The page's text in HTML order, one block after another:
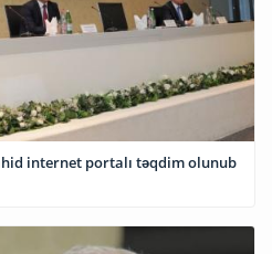
internet portalı təqdim olunub